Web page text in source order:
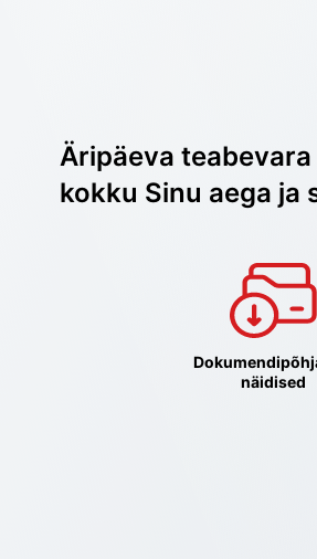
Äripäeva
kokku Sinu aega ja
näidised